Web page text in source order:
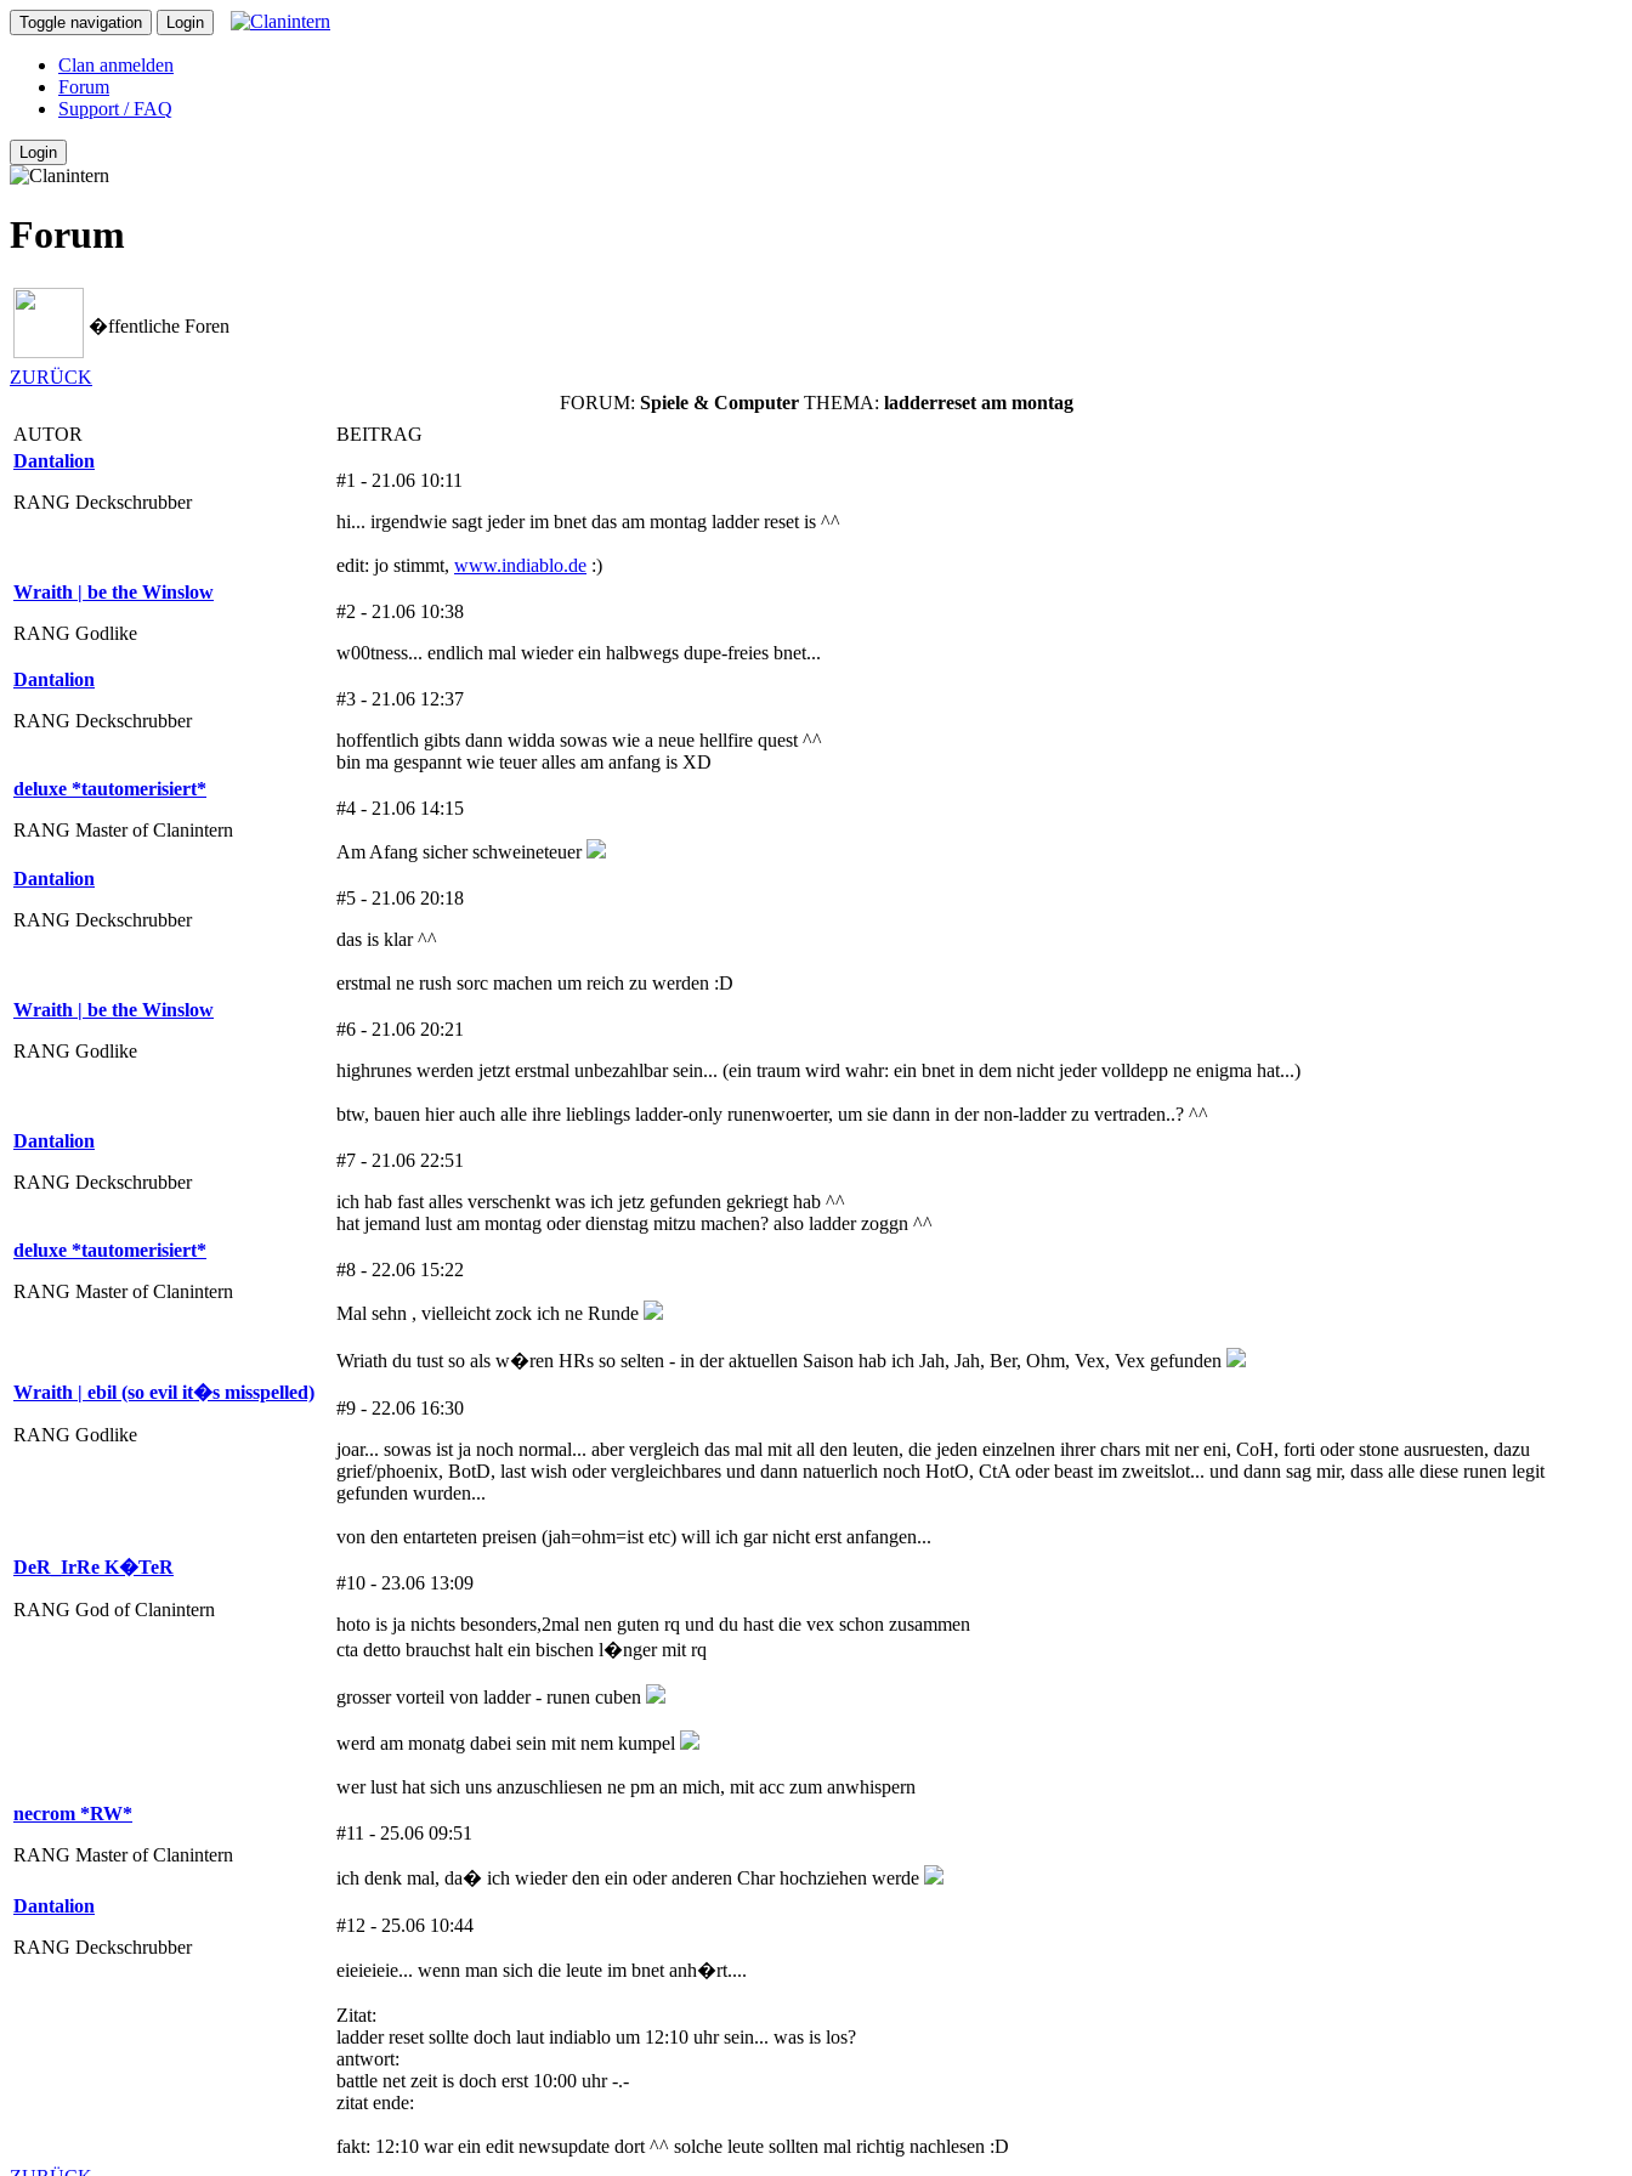
Toggle navigation Login
Clan anmelden
Forum
Support / FAQ
Login
Forum
�ffentliche Foren
ZURÜCK
FORUM: Spiele & Computer THEMA: ladderreset am montag
AUTOR
BEITRAG
Dantalion
RANG Deckschrubber
#1 - 21.06 10:11
hi... irgendwie sagt jeder im bnet das am montag ladder reset is ^^
edit: jo stimmt, www.indiablo.de :)
Wraith | be the Winslow
RANG Godlike
#2 - 21.06 10:38
w00tness... endlich mal wieder ein halbwegs dupe-freies bnet...
Dantalion
RANG Deckschrubber
#3 - 21.06 12:37
hoffentlich gibts dann widda sowas wie a neue hellfire quest ^^
bin ma gespannt wie teuer alles am anfang is XD
deluxe *tautomerisiert*
RANG Master of Clanintern
#4 - 21.06 14:15
Am Afang sicher schweineteuer
Dantalion
RANG Deckschrubber
#5 - 21.06 20:18
das is klar ^^
erstmal ne rush sorc machen um reich zu werden :D
Wraith | be the Winslow
RANG Godlike
#6 - 21.06 20:21
highrunes werden jetzt erstmal unbezahlbar sein... (ein traum wird wahr: ein bnet in dem nicht jeder volldepp ne enigma hat...)
btw, bauen hier auch alle ihre lieblings ladder-only runenwoerter, um sie dann in der non-ladder zu vertraden..? ^^
Dantalion
RANG Deckschrubber
#7 - 21.06 22:51
ich hab fast alles verschenkt was ich jetz gefunden gekriegt hab ^^
hat jemand lust am montag oder dienstag mitzu machen? also ladder zoggn ^^
deluxe *tautomerisiert*
RANG Master of Clanintern
#8 - 22.06 15:22
Mal sehn , vielleicht zock ich ne Runde
Wriath du tust so als w�ren HRs so selten - in der aktuellen Saison hab ich Jah, Jah, Ber, Ohm, Vex, Vex gefunden
Wraith | ebil (so evil it�s misspelled)
RANG Godlike
#9 - 22.06 16:30
joar... sowas ist ja noch normal... aber vergleich das mal mit all den leuten, die jeden einzelnen ihrer chars mit ner eni, CoH, forti oder stone ausruesten, dazu
grief/phoenix, BotD, last wish oder vergleichbares und dann natuerlich noch HotO, CtA oder beast im zweitslot... und dann sag mir, dass alle diese runen legit
gefunden wurden...
von den entarteten preisen (jah=ohm=ist etc) will ich gar nicht erst anfangen...
DeR_IrRe K�TeR
RANG God of Clanintern
#10 - 23.06 13:09
hoto is ja nichts besonders,2mal nen guten rq und du hast die vex schon zusammen
cta detto brauchst halt ein bischen l�nger mit rq
grosser vorteil von ladder - runen cuben
werd am monatg dabei sein mit nem kumpel
wer lust hat sich uns anzuschliesen ne pm an mich, mit acc zum anwhispern
necrom *RW*
RANG Master of Clanintern
#11 - 25.06 09:51
ich denk mal, da� ich wieder den ein oder anderen Char hochziehen werde
Dantalion
RANG Deckschrubber
#12 - 25.06 10:44
eieieieie... wenn man sich die leute im bnet anh�rt....
Zitat:
ladder reset sollte doch laut indiablo um 12:10 uhr sein... was is los?
antwort:
battle net zeit is doch erst 10:00 uhr -.-
zitat ende:
fakt: 12:10 war ein edit newsupdate dort ^^ solche leute sollten mal richtig nachlesen :D